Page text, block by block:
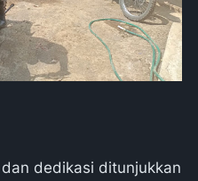
dedikasi ditunjukkan